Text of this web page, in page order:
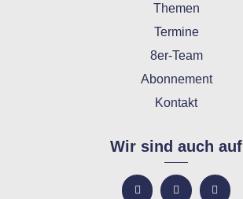
Themen
Termine
8er-Team
Abonnement
Kontakt
Wir sind auch auf